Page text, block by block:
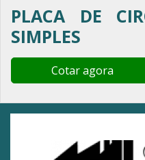
PLACA DE
SIMPLES
Cotar agora